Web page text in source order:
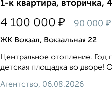
1-к квартира, вторичка,
4 100 000 ₽ 90 000 ₽
ЖК Вокзал, Вокзальная 22
Центральное отопление. Год
детская площадка во дворе!
Агентство, 06.08.2026